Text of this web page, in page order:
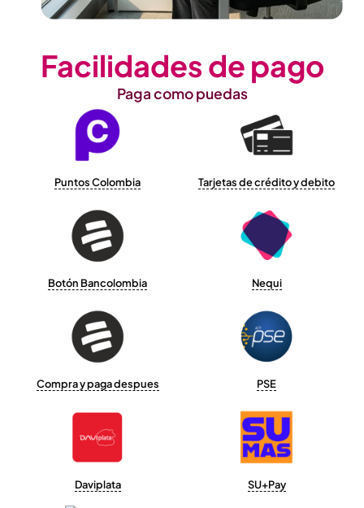
Facilidades de pago
Paga como puedas
Puntos Colombia Tarjetas de crédito y debito
Botón Bancolombia Nequi
Compra y paga despues PSE
Daviplata SU+Pay